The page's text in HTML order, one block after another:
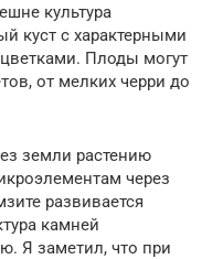
культура
куст с характерными
Плоды могут
от мелких черри до
земли растению
через
развивается
камней
Я заметил, что при